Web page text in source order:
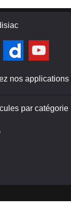
nos applications
par catégorie